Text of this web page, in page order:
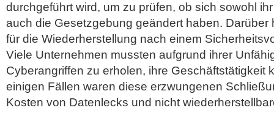
durchgeführt wird, um zu prüfen, ob sich sowohl
auch die Gesetzgebung geändert haben. Darüber
für die Wiederherstellung nach einem
Viele Unternehmen mussten aufgrund ihrer
Cyberangriffen zu erholen, ihre Geschäftstätigkeit
einigen Fällen waren diese erzwungenen
Kosten von Datenlecks und nicht